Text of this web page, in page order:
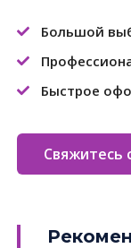
Большой
Быстрое
Свяжитесь